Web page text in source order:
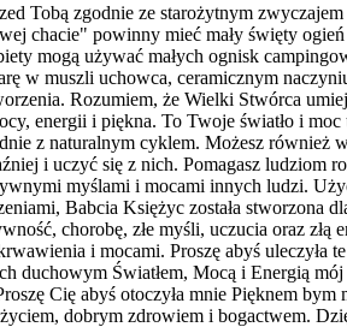
Tobą zgodnie ze starożytnym
chacie" powinny mieć mały święty
mogą używać małych ognisk
w muszli uchowca, ceramicznym
Rozumiem, że Wielki Stwórca
energii i piękna. To Twoje światło i
z naturalnym cyklem. Możesz również
i uczyć się z nich. Pomagasz ludziom
myślami i mocami innych ludzi.
Babcia Księżyc została stworzona
chorobę, złe myśli, uczucia oraz
i mocami. Proszę abyś uleczyła
duchowym Światłem, Mocą i Energią
Cię abyś otoczyła mnie Pięknem
życiem, dobrym zdrowiem i bogactwem.